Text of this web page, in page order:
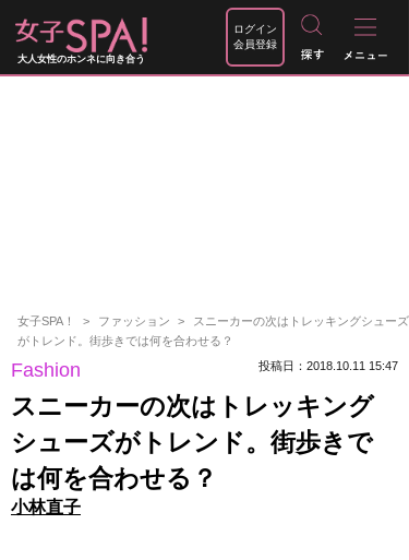
大人女性のホンネに向き合う
ログイン
会員登録
女子SPA！ ファッション
スニーカーの次はトレッキングシューズ
がトレンド。街歩きでは何を合わせる？
Fashion 投稿日：2018.10.11 15:47
スニーカーの次はトレッキング
シューズがトレンド。街歩きで
は何を合わせる？
小林直子